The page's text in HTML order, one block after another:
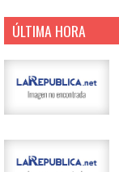
ÚLTIMA HORA